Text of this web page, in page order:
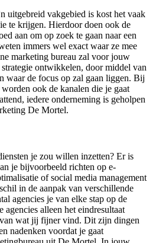
uitgebreid vakgebied is kost het vaak
te krijgen. Hierdoor doen ook de
aan om op zoek te gaan naar een
immers wel exact waar ze mee
marketing bureau zal voor jouw
ontwikkelen, door middel van
waar de focus op zal gaan liggen. Bij
ook de kanalen die je gaat
iedere onderneming is geholpen
De Mortel.
je zou willen inzetten? Er is
je bijvoorbeeld richten op e-
of social media management
in de aanpak van verschillende
agencies je van elke stap op de
alleen het eindresultaat
wat jij fijner vind. Dit zijn dingen
nadenken voordat je gaat